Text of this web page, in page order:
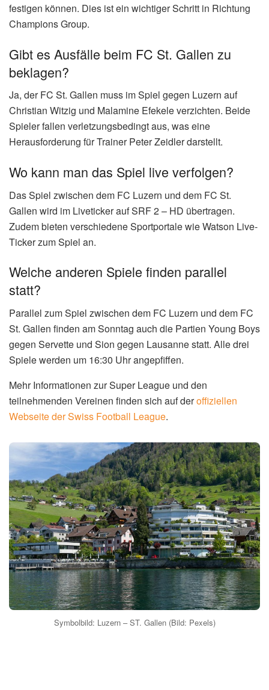
festigen können. Dies ist ein wichtiger Schritt in Richtung
Champions Group.
Gibt es Ausfälle beim FC St. Gallen zu
beklagen?
Ja, der FC St. Gallen muss im Spiel gegen Luzern auf
Christian Witzig und Malamine Efekele verzichten. Beide
Spieler fallen verletzungsbedingt aus, was eine
Herausforderung für Trainer Peter Zeidler darstellt.
Wo kann man das Spiel live verfolgen?
Das Spiel zwischen dem FC Luzern und dem FC St.
Gallen wird im Liveticker auf SRF 2 – HD übertragen.
Zudem bieten verschiedene Sportportale wie Watson Live-
Ticker zum Spiel an.
Welche anderen Spiele finden parallel
statt?
Parallel zum Spiel zwischen dem FC Luzern und dem FC
St. Gallen finden am Sonntag auch die Partien Young Boys
gegen Servette und Sion gegen Lausanne statt. Alle drei
Spiele werden um 16:30 Uhr angepfiffen.
Mehr Informationen zur Super League und den
teilnehmenden Vereinen finden sich auf deroffiziellen
Webseite der Swiss Football League.
Symbolbild: Luzern – ST. Gallen (Bild: Pexels)